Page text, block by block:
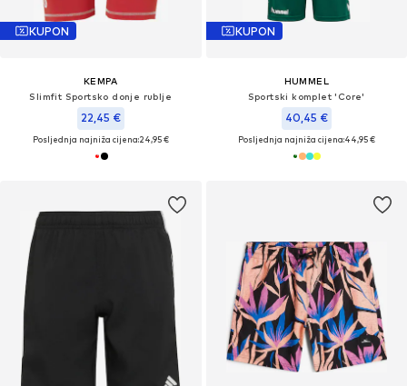
KUPON
KEMPA
Slimfit Sportsko donje rublje
22,45 €
Posljednja najniža cijena:24,95 €
KUPON
HUMMEL
Sportski komplet 'Core'
40,45 €
Posljednja najniža cijena:44,95 €